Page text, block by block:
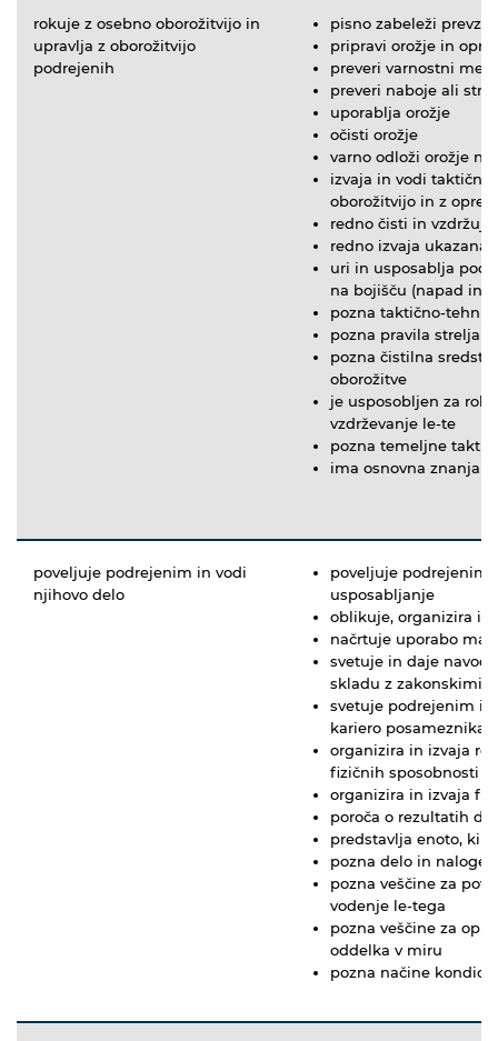
rokuje z osebno oborožitvijo in
upravlja z oborožitvijo
podrejenih
pisno zabeleži
pripravi orožje in
preveri varnostni
preveri naboje ali
uporablja orožje
očisti orožje
varno odloži orožje
izvaja in vodi
oborožitvijo in z
redno čisti in vzdržuje
redno izvaja ukazana
uri in usposablja
na bojišču (napad in
pozna taktično-
pozna pravila
pozna čistilna
oborožitve
je usposobljen za
vzdrževanje le-te
pozna temeljne
ima osnovna znanja
poveljuje podrejenim in vodi
njihovo delo
poveljuje
usposabljanje
oblikuje, organizira in
načrtuje uporabo
svetuje in daje
skladu z zakonskimi
svetuje podrejenim
kariero posameznika
organizira in izvaja
fizičnih sposobnosti
organizira in izvaja
poroča o rezultatih
predstavlja enoto, ki
pozna delo in naloge
pozna veščine za
vodenje le-tega
pozna veščine za
oddelka v miru
pozna načine